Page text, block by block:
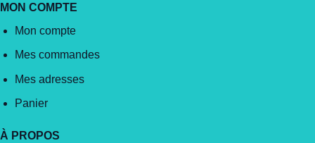
MON COMPTE
Mon compte
Mes commandes
Mes adresses
Panier
À PROPOS